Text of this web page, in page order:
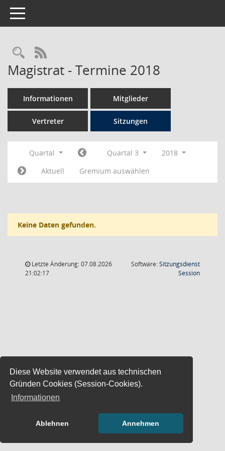
Diese Website verwendet aus technischen
Gründen Cookies (Session-Cookies).
Informationen
Ablehnen Annehmen
Toggle navigation
Rechercheauswahl
RSS-Feed
Magistrat - Termine 2018
Informationen Mitglieder
Vertreter Sitzungen
Quartal Quartal 3
2018
Aktuell
Gremium auswählen
Keine Daten gefunden.
Letzte Änderung: 07.08.2026
21:02:17
Software:Sitzungsdienst
Session(Wird in